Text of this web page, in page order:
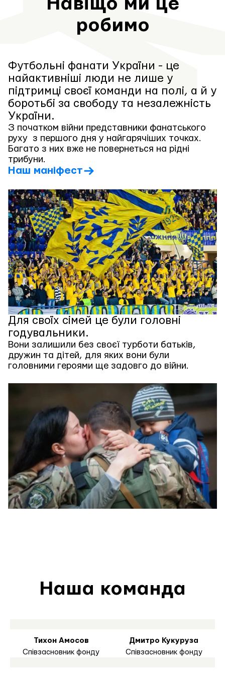
робимо
Футбольні фанати України - це
найактивніші люди не лише у
підтримці своєї команди на полі, а й у
боротьбі за свободу та незалежність
України.
З початком війни представники фанатського
руху з першого дня у найгарячіших точках.
Багато з них вже не повернеться на рідні
трибуни.
Наш маніфест
Для своїх сімей це були головні
годувальники.
Вони залишили без своєї турботи батьків,
дружин та дітей, для яких вони були
головними героями ще задовго до війни.
Наша команда
Тихон Амосов
Співзасновник фонду
Дмитро Кукуруза
Співзасновник фонду